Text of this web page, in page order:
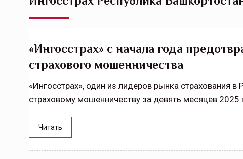
«Ингосстрах» с начала года
страхового мошенничества
«Ингосстрах», один из лидеров рынка страхования
страховому мошенничеству за девять месяцев 2025
Читать